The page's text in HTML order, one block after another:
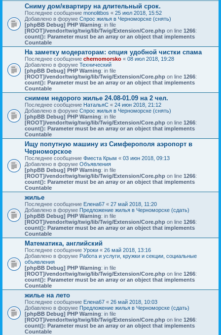
Сниму дом/квартиру на длительный срок.
Последнее сообщение monolitbos « 25 июл 2018, 15:52
Добавлено в форуме Спрос жилья в Черноморске (снять)
[phpBB Debug] PHP Warning: in file
[ROOT]/vendor/twig/twig/lib/Twig/Extension/Core.php on line 1266:
count(): Parameter must be an array or an object that implements
Countable
На заметку модераторам: опция удобной чистки спама
Последнее сообщение chernomorsko « 08 июл 2018, 19:28
Добавлено в форуме Технический
[phpBB Debug] PHP Warning: in file
[ROOT]/vendor/twig/twig/lib/Twig/Extension/Core.php on line 1266:
count(): Parameter must be an array or an object that implements
Countable
снимем недорого жилье 24.08-01.09 на 2 чел.
Последнее сообщение НатальяС « 24 июн 2018, 21:12
Добавлено в форуме Спрос жилья в Черноморске (снять)
[phpBB Debug] PHP Warning: in file
[ROOT]/vendor/twig/twig/lib/Twig/Extension/Core.php on line 1266:
count(): Parameter must be an array or an object that implements
Countable
Ищу попутную машину из Симферополя аэропорт в
Черноморское
Последнее сообщение Фиеста Крым « 03 июн 2018, 09:13
Добавлено в форуме Объявления
[phpBB Debug] PHP Warning: in file
[ROOT]/vendor/twig/twig/lib/Twig/Extension/Core.php on line 1266:
count(): Parameter must be an array or an object that implements
Countable
жилье
Последнее сообщение Елена67 « 27 май 2018, 11:20
Добавлено в форуме Предложение жилья в Черноморске (сдать)
[phpBB Debug] PHP Warning: in file
[ROOT]/vendor/twig/twig/lib/Twig/Extension/Core.php on line 1266:
count(): Parameter must be an array or an object that implements
Countable
Математика, английский
Последнее сообщение Уроки « 26 май 2018, 13:16
Добавлено в форуме Работа и услуги, кружки и секции, социальные
объявления
[phpBB Debug] PHP Warning: in file
[ROOT]/vendor/twig/twig/lib/Twig/Extension/Core.php on line 1266:
count(): Parameter must be an array or an object that implements
Countable
жилье на лето
Последнее сообщение Елена67 « 26 май 2018, 10:03
Добавлено в форуме Предложение жилья в Черноморске (сдать)
[phpBB Debug] PHP Warning: in file
[ROOT]/vendor/twig/twig/lib/Twig/Extension/Core.php on line 1266:
count(): Parameter must be an array or an object that implements
Countable